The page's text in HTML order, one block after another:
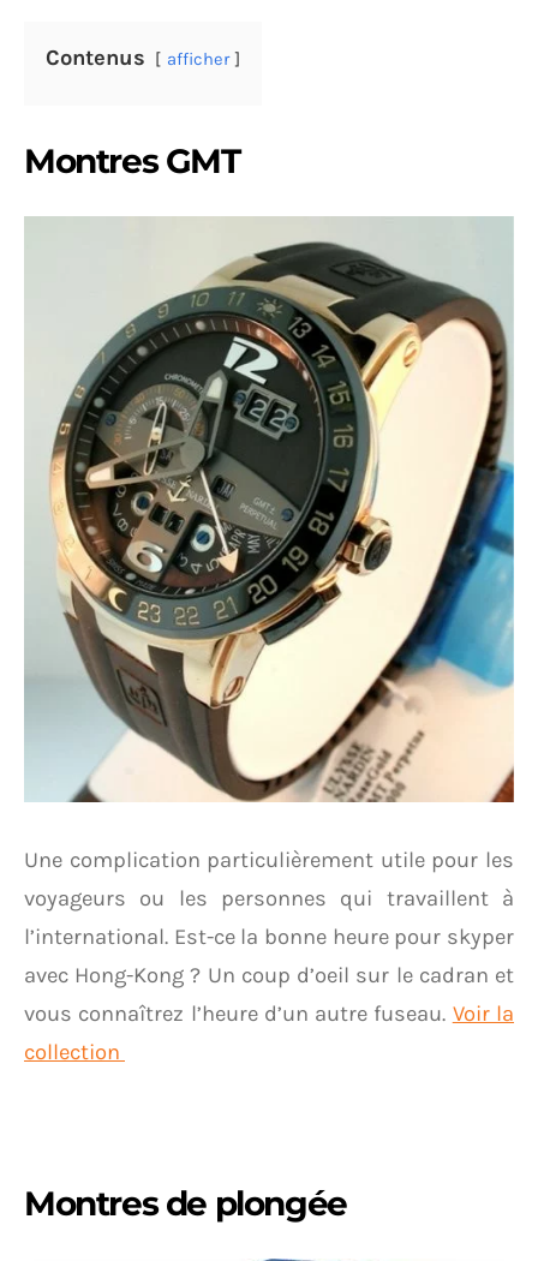
Contenus afficher
Montres GMT
Une complication particulièrement utile pour les
voyageurs ou les personnes qui travaillent à
l’international. Est-ce la bonne heure pour skyper
avec Hong-Kong ? Un coup d’oeil sur le cadran et
vous connaîtrez l’heure d’un autre fuseau. Voir la
collection
Montres de plongée